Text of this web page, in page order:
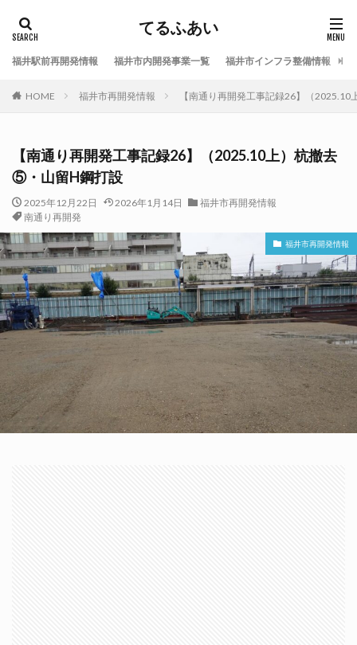
てるふあい
福井駅前再開発情報 福井市内開発事業一覧 福井市インフラ整備情報
HOME 福井市再開発情報 【南通り再開発工事記録26】（
【南通り再開発工事記録26】（2025.10上）杭撤去
⑤・山留H鋼打設
2025年12月22日 2026年1月14日
福井市再開発情報
南通り再開発
福井市再開発情報